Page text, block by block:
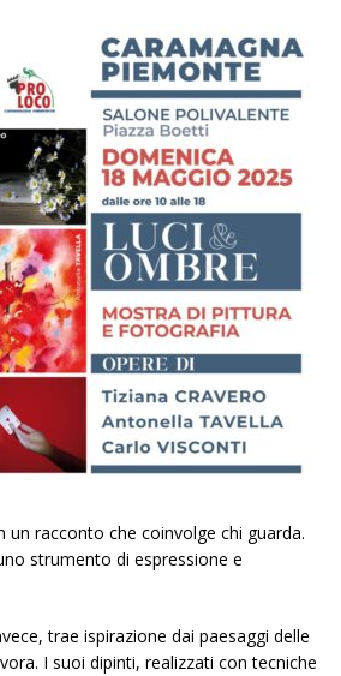
racconto che coinvolge chi guarda.
strumento di espressione e
trae ispirazione dai paesaggi delle
I suoi dipinti, realizzati con tecniche